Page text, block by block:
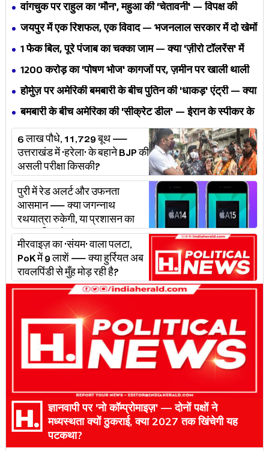
वांगचुक पर राहुल का 'मौन', महुआ की 'चेतावनी' — विपक्ष की
एकता BJP का नैरेटिव बदलने से पहले बिखर रही है?
जयपुर में एक रिशफल, एक विवाद — भजनलाल सरकार में दो खेमों
की जंग अब छुपेगी कैसे?
1 फेक बिल, पूरे पंजाब का चक्का जाम — क्या 'ज़ीरो टॉलरेंस' में
अपनी ही यूनियनों से घिर गए भगवंत मान?
₹1200 करोड़ का 'पोषण भोज' कागजों पर, ज़मीन पर खाली थाली
— MP के बच्चों का निवाला कौन निगल रहा है?
होर्मुज़ पर अमेरिकी बमबारी के बीच पुतिन की 'धाकड़' एंट्री — क्या
ट्रंप-ईरान की जंग अब महायुद्ध बनेगी?
बमबारी के बीच अमेरिका की 'सीक्रेट डील' — ईरान के स्पीकर के
खुलासे ने असली खेल बेनक़ाब किया?
6 लाख पौधे, 11,729 बूथ —
उत्तराखंड में 'हरेला' के बहाने BJP की
असली परीक्षा किसकी?
पुरी में रेड अलर्ट और उफनता
आसमान — क्या जगन्नाथ
रथयात्रा रुकेगी, या प्रशासन का
'प्लान बी' चलेगा?
मीरवाइज़ का 'संयम' वाला पलटा,
PoK में 9 लाशें — क्या हुर्रियत अब
रावलपिंडी से मुँह मोड़ रही है?
ज्ञानवापी पर 'नो कॉम्प्रोमाइज़' — दोनों पक्षों ने
मध्यस्थता क्यों ठुकराई, क्या 2027 तक खिंचेगी यह
पटकथा?